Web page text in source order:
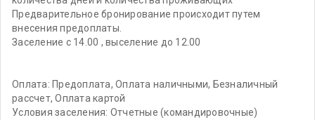
Предварительное бронирование происходит путем
внесения предоплаты.
Заселение с 14.00 , выселение до 12.00
Оплата: Предоплата, Оплата наличными, Безналичный
рассчет, Оплата картой
Условия заселения: Отчетные (командировочные)